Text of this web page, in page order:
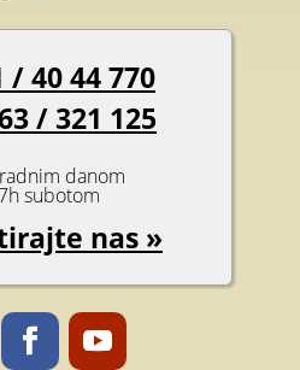
40 44 770
/ 321 125
danom
subotom
nas »